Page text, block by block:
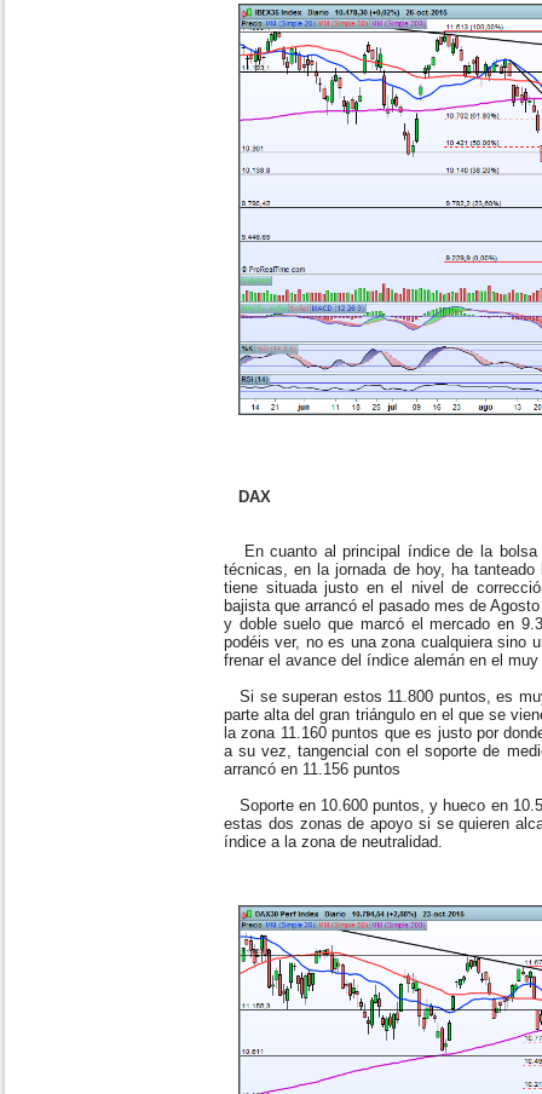
DAX
En cuanto al principal índice de la bolsa
técnicas, en la jornada de hoy, ha
tiene situada justo en el nivel de
bajista que arrancó el pasado mes de
y doble suelo que marcó el mercado en
podéis ver, no es una zona cualquiera sino
frenar el avance del índice alemán en el
Si se superan estos 11.800 puntos, es
parte alta del gran triángulo en el que se
la zona 11.160 puntos que es justo por
a su vez, tangencial con el soporte de
arrancó en 11.156 puntos
Soporte en 10.600 puntos, y hueco en
estas dos zonas de apoyo si se quieren
índice a la zona de neutralidad.